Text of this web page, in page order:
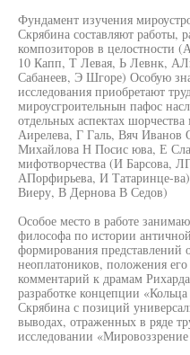
Фундамент изучения
Скрябина составляют работы,
композиторов в целостности
10 Капп, Т Левая, Ь Левнк,
Сабанеев, Э Шгоре) Особую
исследования приобретают
мироусгроительнын пафос
отдельных аспектах
Аирелева, Г Галь, Вяч
Михайлова Н Посис юва, Е
мифотворчества (И Барсова,
АПорфирьева, И Татаринце-
Виеру, В Дернова В Седов)
Особое место в работе
философа по истории
формирования представлений
неоплатоников, положения
комментарий к драмам
разработке концепции
Скрябина с позиций
выводах, отраженных в ряде
исследовании